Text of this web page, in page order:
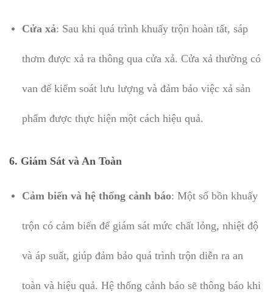
Cửa xả: Sau khi quá trình khuấy trộn hoàn tất, sáp
thơm được xả ra thông qua cửa xả. Cửa xả thường có
van để kiểm soát lưu lượng và đảm bảo việc xả sản
phẩm được thực hiện một cách hiệu quả.
6. Giám Sát và An Toàn
Cảm biến và hệ thống cảnh báo: Một số bồn khuấy
trộn có cảm biến để giám sát mức chất lỏng, nhiệt độ
và áp suất, giúp đảm bảo quá trình trộn diễn ra an
toàn và hiệu quả. Hệ thống cảnh báo sẽ thông báo khi